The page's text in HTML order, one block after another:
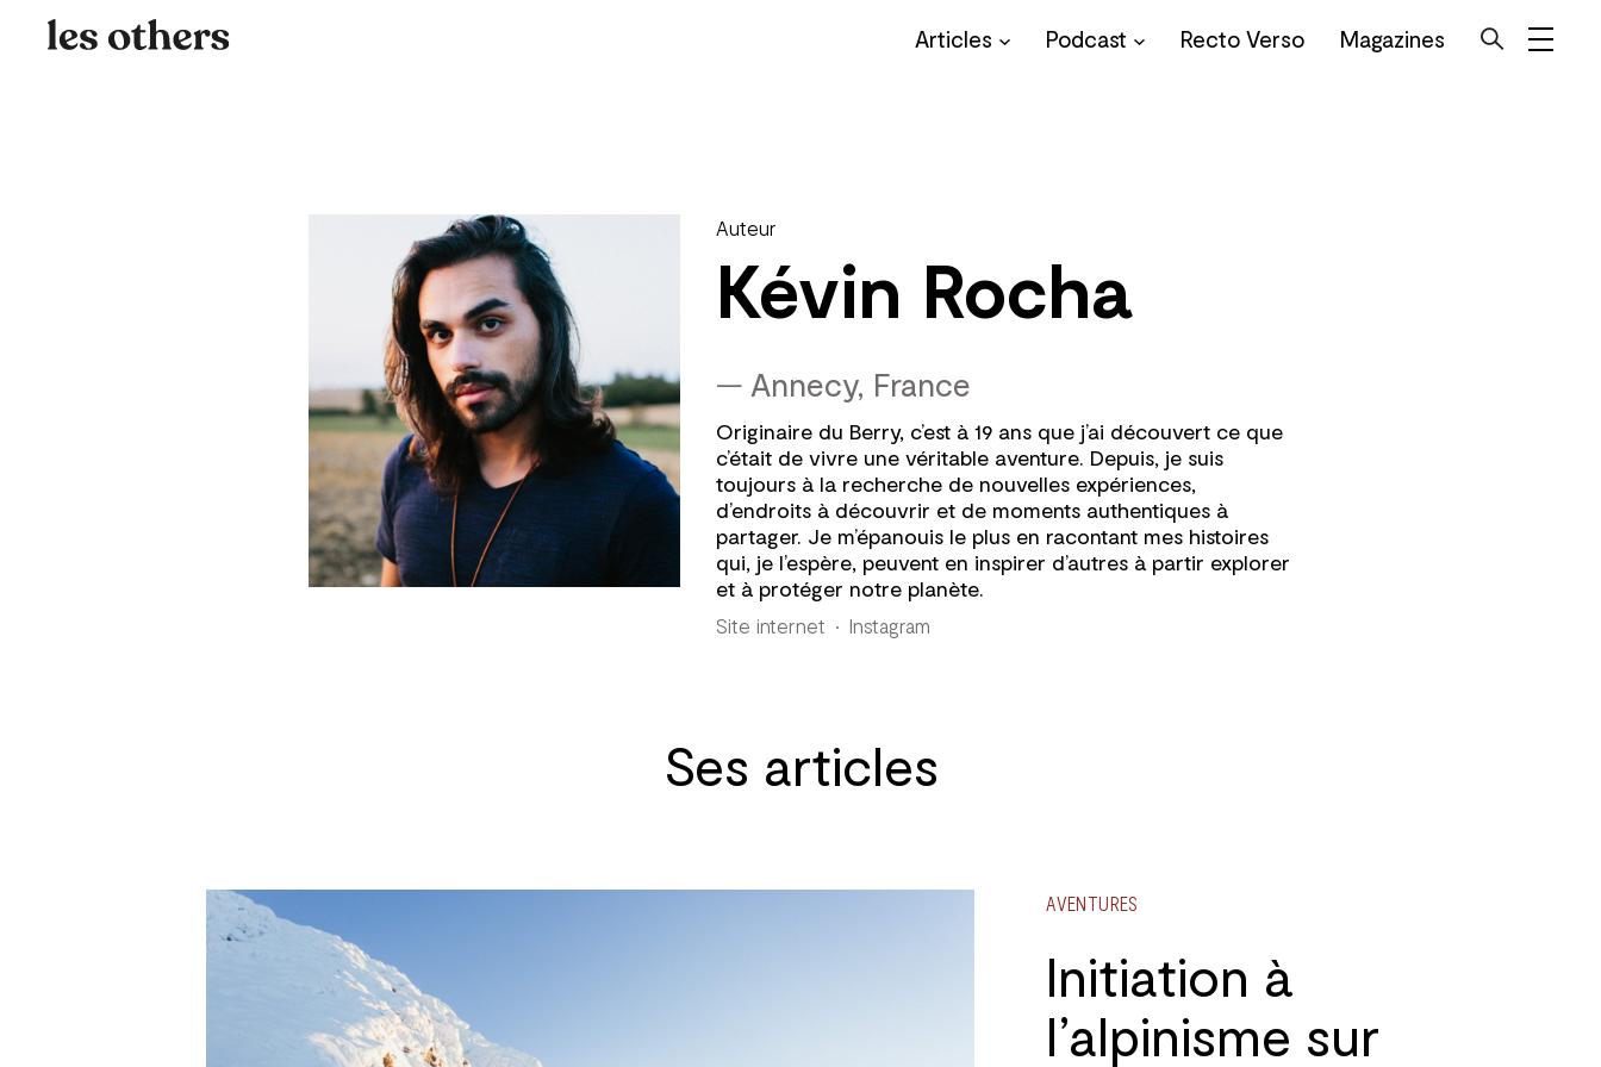
Articles Podcast Recto Verso Magazines
Auteur
Kévin Rocha
— Annecy, France
Originaire du Berry, c’est à 19 ans que j’ai découvert ce que
c’était de vivre une véritable aventure. Depuis, je suis
toujours à la recherche de nouvelles expériences,
d’endroits à découvrir et de moments authentiques à
partager. Je m’épanouis le plus en racontant mes histoires
qui, je l’espère, peuvent en inspirer d’autres à partir explorer
et à protéger notre planète.
Site internet Instagram
Ses articles
AVENTURES
Initiation à
l’alpinisme sur